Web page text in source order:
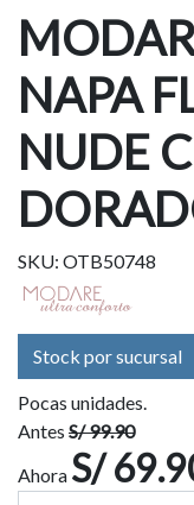
NAPA
NUDE
SKU: OTB50748
Stock por sucursal
Pocas unidades.
Antes S/ 99.90
Ahora S/